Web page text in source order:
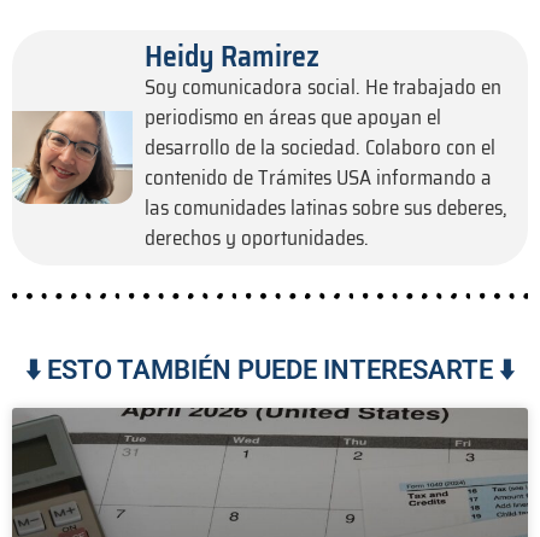
Heidy Ramirez
Soy comunicadora social. He trabajado en
periodismo en áreas que apoyan el
desarrollo de la sociedad. Colaboro con el
contenido de Trámites USA informando a
las comunidades latinas sobre sus deberes,
derechos y oportunidades.
⬇️ ESTO TAMBIÉN PUEDE INTERESARTE ⬇️